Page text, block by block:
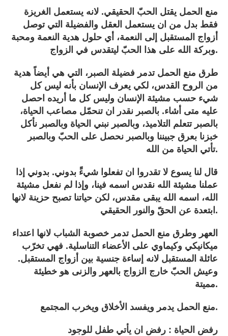
منع الحمل يقتل الحبّ الحقيقي. لانه يستعمل الغريزة
فقط بدل من ان يستعمل العقل والفضيلة التي توصل
أزواج المستقبل إلى النعمة، أي حلول هدية النعمة ومحبة
وبركة الله على هذا الحبّ ليتقدس في الزواج.
طرق منع الحمل تدمر فضيلة الصبر، التي هي أيضاً هدية
من الروح القدس، لكي يعرف الإنسان بأنه ليس كل
شيء حسب مشيئة الإنسان وليس كل ما أريده احصل
عليه متى أشاء. بالصبر نقدر ان تنحمّل مصاعب الحياة،
بالصبر تتعلم التلاميذ، وبالصبر نبني الحياة وبالصبر نأكل
خبزنا بعرق جبيننا وبالصبر نحصل على الحبّ وبالصبر
تأتي الحياة من الله.
قال لنا يسوع لا تقدروا ان تفعلوا شيءًَ بدوني. بدوني إذا
عملنا مشيئة الله نقدس اسمه فينا، وإذا لم نفعل مشيئة
الله، اسمه الله يبقى مقدس، لكن حياتنا تصبح حزينة لانها
ابتعدة عن الحقّ والنور الحقيقي.
العهر وطرق منع الحمل تدمر خصوبة الشباب لانها اعتداء
ميكانيكي وكيماوي على الأعضاء التناسلية. فهي تخرّب
عائلة المستقبل لانه إساءة جنسية بين أزواج المستقبل.
وعيش الحبّ خارج الزواج بالعهر والزنى هو خطيئة
مميتة.
منع الحمل يدمر ويفسد الأخلاق ويخرب المجتمع.
رفض الحياة : رفض ان يأتي طفل للوجود